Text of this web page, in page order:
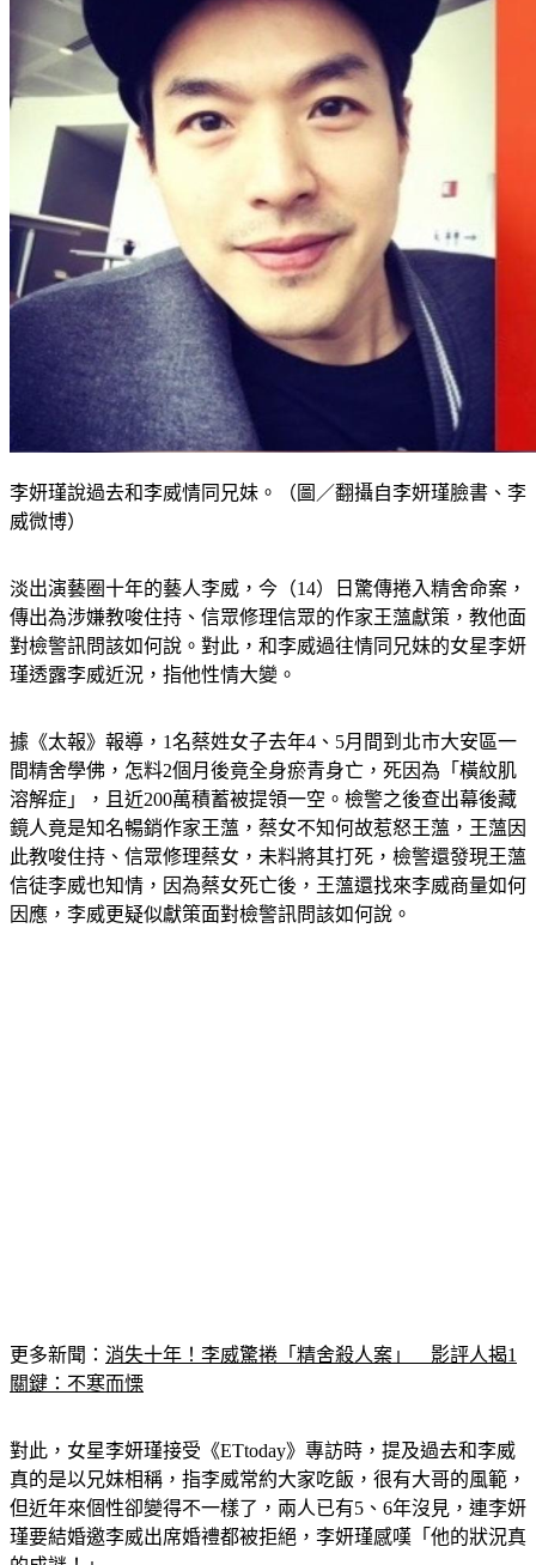
威微博）
傳出為涉嫌教唆住持、信眾修理信眾的作家王薀獻策，教他面
對檢警訊問該如何說。對此，和李威過往情同兄妹的女星李妍
瑾透露李威近況，指他性情大變。
間精舍學佛，怎料2個月後竟全身瘀青身亡，死因為「橫紋肌
溶解症」，且近200萬積蓄被提領一空。檢警之後查出幕後藏
鏡人竟是知名暢銷作家王薀，蔡女不知何故惹怒王薀，王薀因
此教唆住持、信眾修理蔡女，未料將其打死，檢警還發現王薀
信徒李威也知情，因為蔡女死亡後，王薀還找來李威商量如何
因應，李威更疑似獻策面對檢警訊問該如何說。
關鍵：不寒而慄
真的是以兄妹相稱，指李威常約大家吃飯，很有大哥的風範，
但近年來個性卻變得不一樣了，兩人已有5、6年沒見，連李妍
瑾要結婚邀李威出席婚禮都被拒絕，李妍瑾感嘆「他的狀況真
的成謎！」